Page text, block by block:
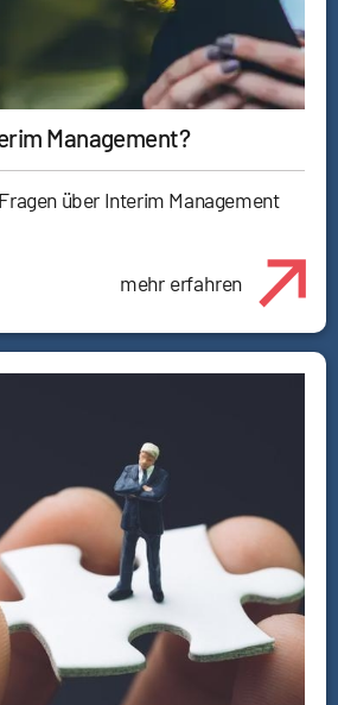
Management?
über Interim Management
mehr erfahren